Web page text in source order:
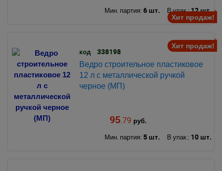
Хит продаж!
Мин. партия: 6 шт. В упак.:12 шт.
Хит продаж!
код 338198
Ведро строительное пластиковое
12 л с металлической ручкой
черное (МП)
95.79 руб.
Мин. партия: 5 шт. В упак.: 10 шт.